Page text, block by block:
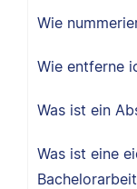
Wie
Wie entferne
Was ist ein
Was ist eine